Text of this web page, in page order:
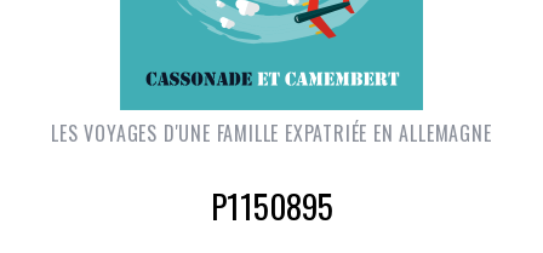
LES VOYAGES D'UNE FAMILLE EXPATRIÉE EN ALLEMAGNE
P1150895